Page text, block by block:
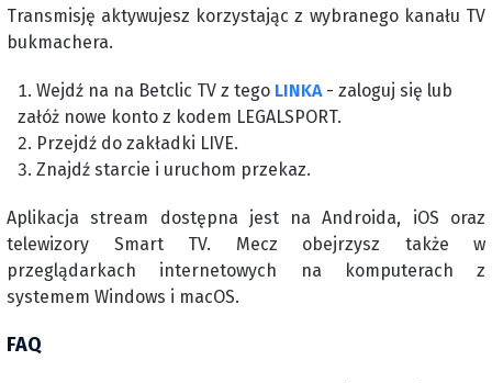
Transmisję aktywujesz korzystając z wybranego kanału TV
bukmachera.
Wejdź na na Betclic TV z tego LINKA- zaloguj się lub
załóż nowe konto z kodem LEGALSPORT.
Przejdź do zakładki LIVE.
Znajdź starcie i uruchom przekaz.
Aplikacja stream dostępna jest na Androida, iOS oraz
telewizory Smart TV. Mecz obejrzysz także w
przeglądarkach internetowych na komputerach z
systemem Windows i macOS.
FAQ